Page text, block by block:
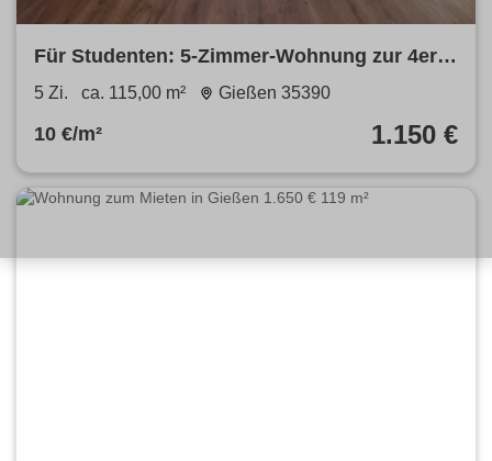
Für Studenten: 5-Zimmer-Wohnung zur 4er-
WG-Nutzung in zentraler Lage von Gießen
5 Zi. ca. 115,00 m² Gießen 35390
10 €/m² 1.150 €